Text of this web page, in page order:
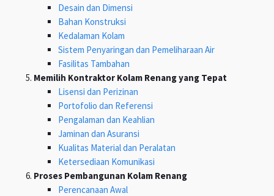
Desain dan Dimensi
Bahan Konstruksi
Kedalaman Kolam
Sistem Penyaringan dan Pemeliharaan Air
Fasilitas Tambahan
Memilih Kontraktor Kolam Renang yang Tepat
Lisensi dan Perizinan
Portofolio dan Referensi
Pengalaman dan Keahlian
Jaminan dan Asuransi
Kualitas Material dan Peralatan
Ketersediaan Komunikasi
Proses Pembangunan Kolam Renang
Perencanaan Awal